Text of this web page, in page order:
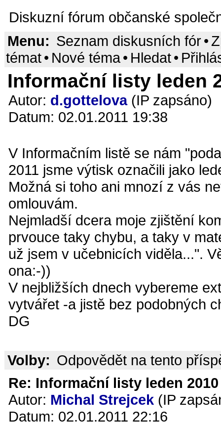
Diskuzní fórum občanské
Menu: Seznam diskusních fór•
témat• Nové téma• Hledat•
Informační listy leden
Autor: d.gottelova(IP zapsáno)
Datum: 02.01.2011 19:38
V Informačním listě se nám
2011 jsme výtisk označili jako
Možná si toho ani mnozí z vás
omlouvám.
Nejmladší dcera moje zjištění
prvouce taky chybu, a taky v
už jsem v učebnicích viděla...".
ona:-))
V nejbližších dnech vybereme
vytvářet -a jistě bez podobných
DG
Volby: Odpovědět na tento
Re: Informační listy leden
Autor: Michal Strejcek (IP
Datum: 02.01.2011 22:16